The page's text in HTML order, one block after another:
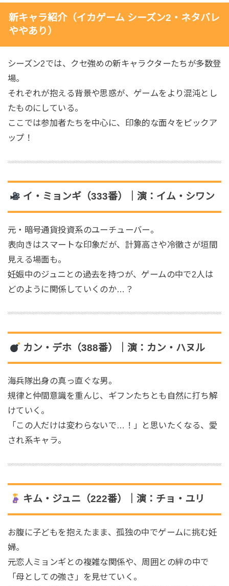
新キャラ紹介（イカゲーム シーズン2・ネタバレ
ややあり）
シーズン2では、クセ強めの新キャラクターたちが多数登
場。
それぞれが抱える背景や思惑が、ゲームをより混沌とし
たものにしている。
ここでは参加者たちを中心に、印象的な面々をピックア
ップ！
イ・ミョンギ（333番）｜演：イム・シワン
元・暗号通貨投資系のユーチューバー。
表向きはスマートな印象だが、計算高さや冷徹さが垣間
見える場面も。
妊娠中のジュニとの過去を持つが、ゲームの中で2人は
どのように関係していくのか…？
カン・デホ（388番）｜演：カン・ハヌル
海兵隊出身の真っ直ぐな男。
規律と仲間意識を重んじ、ギフンたちとも自然に打ち解
けていく。
「この人だけは変わらないで…！」と思いたくなる、愛
され系キャラ。
キム・ジュニ（222番）｜演：チョ・ユリ
お腹に子どもを抱えたまま、孤独の中でゲームに挑む妊
婦。
元恋人ミョンギとの複雑な関係や、周囲との絆の中で
「母としての強さ」を見せていく。